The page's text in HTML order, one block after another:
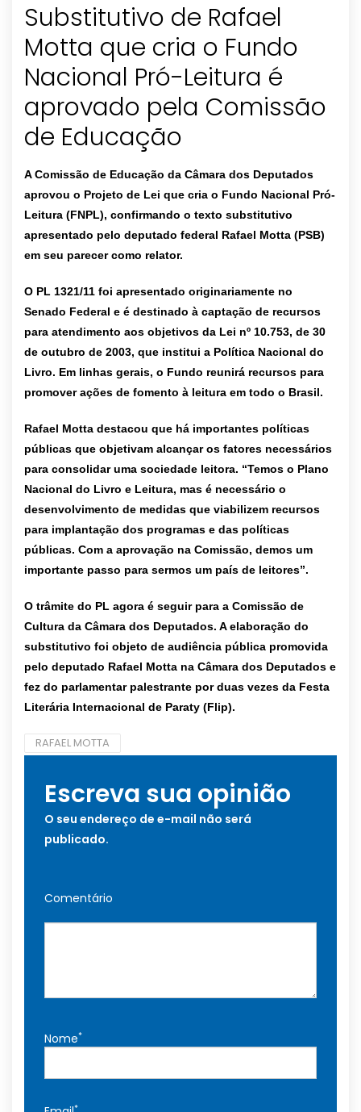
Substitutivo de Rafael
Motta que cria o Fundo
Nacional Pró-Leitura é
aprovado pela Comissão
de Educação
A Comissão de Educação da Câmara dos Deputados
aprovou o Projeto de Lei que cria o Fundo Nacional Pró-
Leitura (FNPL), confirmando o texto substitutivo
apresentado pelo deputado federal Rafael Motta (PSB)
em seu parecer como relator.
O PL 1321/11 foi apresentado originariamente no
Senado Federal e é destinado à captação de recursos
para atendimento aos objetivos da Lei nº 10.753, de 30
de outubro de 2003, que institui a Política Nacional do
Livro. Em linhas gerais, o Fundo reunirá recursos para
promover ações de fomento à leitura em todo o Brasil.
Rafael Motta destacou que há importantes políticas
públicas que objetivam alcançar os fatores necessários
para consolidar uma sociedade leitora. “Temos o Plano
Nacional do Livro e Leitura, mas é necessário o
desenvolvimento de medidas que viabilizem recursos
para implantação dos programas e das políticas
públicas. Com a aprovação na Comissão, demos um
importante passo para sermos um país de leitores”.
O trâmite do PL agora é seguir para a Comissão de
Cultura da Câmara dos Deputados. A elaboração do
substitutivo foi objeto de audiência pública promovida
pelo deputado Rafael Motta na Câmara dos Deputados e
fez do parlamentar palestrante por duas vezes da Festa
Literária Internacional de Paraty (Flip).
RAFAEL MOTTA
Escreva sua opinião
O seu endereço de e-mail não será
publicado.
Comentário
Nome*
*